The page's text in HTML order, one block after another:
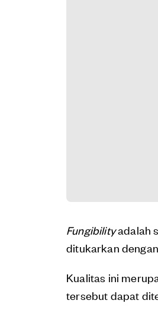
Fungibilityadalah
ditukarkan
Kualitas ini
tersebut dapat